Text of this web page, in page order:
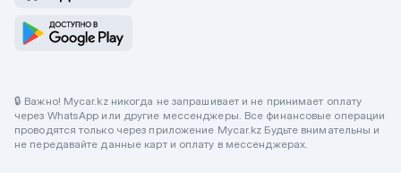
🔒 Важно! Mycar.kz никогда не запрашивает и не принимает оплату
через WhatsApp или другие мессенджеры. Все финансовые операции
проводятся только через приложение Mycar.kz Будьте внимательны и
не передавайте данные карт и оплату в мессенджерах.